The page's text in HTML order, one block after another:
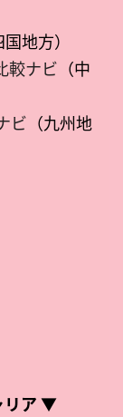
国地方）
較ナビ （中
ビ （九州地
リア ▼